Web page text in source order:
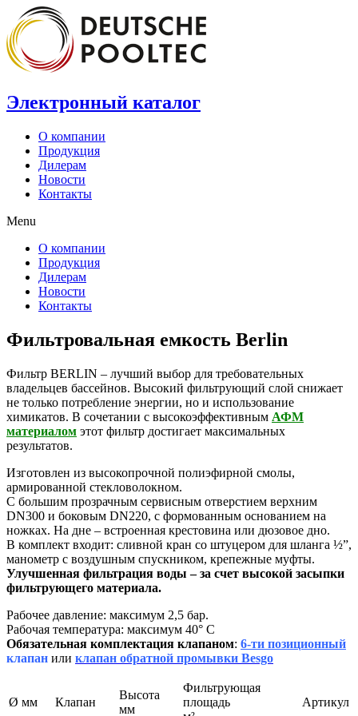
Электронный каталог
О компании
Продукция
Дилерам
Новости
Контакты
Menu
О компании
Продукция
Дилерам
Новости
Контакты
Фильтровальная емкость Berlin
Фильтр BERLIN – лучший выбор для требовательных
владельцев бассейнов. Высокий фильтрующий слой снижает
не только потребление энергии, но и использование
химикатов. В сочетании с высокоэффективным АФМ
материалом этот фильтр достигает максимальных
результатов.
Изготовлен из высокопрочной полиэфирной смолы,
армированной стекловолокном.
С большим прозрачным сервисным отверстием верхним
DN300 и боковым DN220, с формованным основанием на
ножках. На дне – встроенная крестовина или дюзовое дно.
В комплект входит: сливной кран со штуцером для шланга ½”,
манометр с воздушным спускником, крепежные муфты.
Улучшенная фильтрация воды – за счет высокой засыпки
фильтрующего материала.
Рабочее давление: максимум 2,5 бар.
Рабочая температура: максимум 40° С
Обязательная комплектация клапаном: 6-ти позиционный
клапан или клапан обратной промывки Besgo
Ø мм Клапан
Высота
мм
Фильтрующая
площадь
Артикул